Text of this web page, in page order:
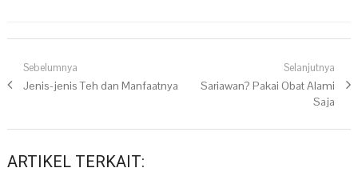
Navigasi pos
Sebelumnya
Previous post:
Jenis-jenis Teh dan Manfaatnya
Selanjutnya
Next post:
Sariawan? Pakai Obat Alami
Saja
ARTIKEL TERKAIT: